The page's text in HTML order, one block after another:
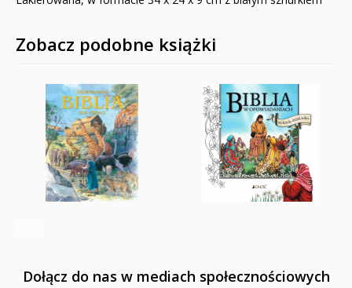
Zobacz podobne książki
Dołącz do nas w mediach społecznościowych